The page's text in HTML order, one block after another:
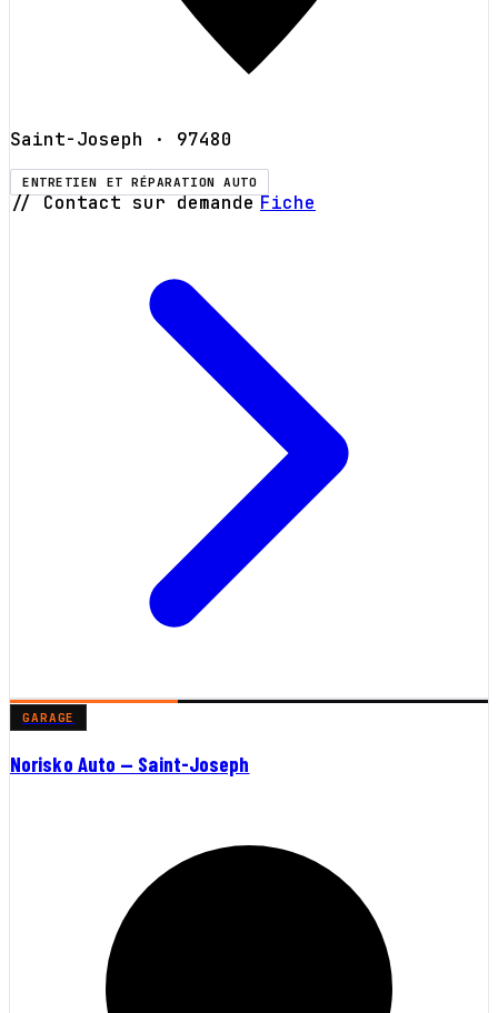
Saint-Joseph · 97480
ENTRETIEN ET RÉPARATION AUTO
// Contact sur demande Fiche
GARAGE
Norisko Auto — Saint-Joseph